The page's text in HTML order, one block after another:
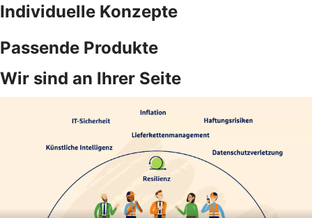
Individuelle Konzepte
Passende Produkte
Wir sind an Ihrer Seite